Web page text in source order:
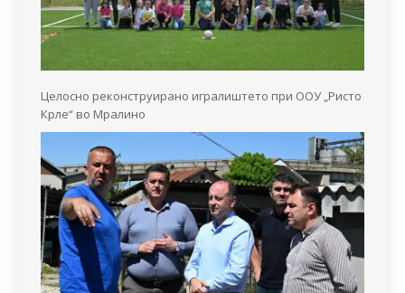
Целосно реконструирано игралиштето при ООУ „Ристо
Крле“ во Мралино